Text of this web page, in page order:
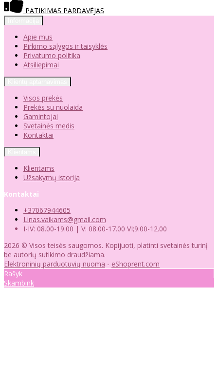
PATIKIMAS PARDAVĖJAS
Apie mus
Pirkimo sąlygos ir taisyklės
Privatumo politika
Atsiliepimai
Visos prekės
Prekės su nuolaida
Gamintojai
Svetainės medis
Kontaktai
Klientams
Užsakymų istorija
Kontaktai
+37067944605
Linas.vaikams@gmail.com
I-IV: 08.00-19.00 | V: 08.00-17.00 VI;9.00-12.00
2026 © Visos teisės saugomos. Kopijuoti, platinti svetainės turinį
be autorių sutikimo draudžiama.
Elektroninių parduotuvių nuoma - eShoprent.com
Rašyk
Skambink